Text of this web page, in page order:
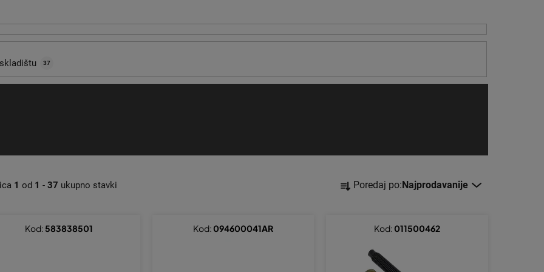
1 od 1 - 37 ukupno stavki
S
o Poredaj po:Najprodavanije
37
Kod: 583838501 Kod:094600041AR Kod:011500462